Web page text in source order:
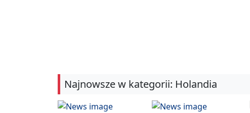
Najnowsze w kategorii: Holandia